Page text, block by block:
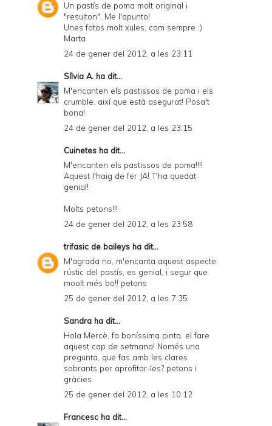
Un pastís de poma molt original i
"resulton". Me l'apunto!
Unes fotos molt xules, com sempre :)
Marta
24 de gener del 2012, a les 23:11
Sílvia A. ha dit...
M'encanten els pastissos de poma i els
crumble, així que està asegurat! Posa't
bona!
24 de gener del 2012, a les 23:15
Cuinetes ha dit...
M'encanten els pastissos de poma!!!!
Aquest l'haig de fer JA! T'ha quedat
genial!
Molts petons!!!
24 de gener del 2012, a les 23:58
trifasic de baileys ha dit...
M'agrada no, m'encanta aquest aspecte
rústic del pastís, es genial, i segur que
moolt més bo!! petons
25 de gener del 2012, a les 7:35
Sandra ha dit...
Hola Mercè, fa boníssima pinta, el fare
aquest cap de setmana! Només una
pregunta, que fas amb les clares
sobrants per aprofitar-les? petons i
gràcies
25 de gener del 2012, a les 10:12
Francesc ha dit...